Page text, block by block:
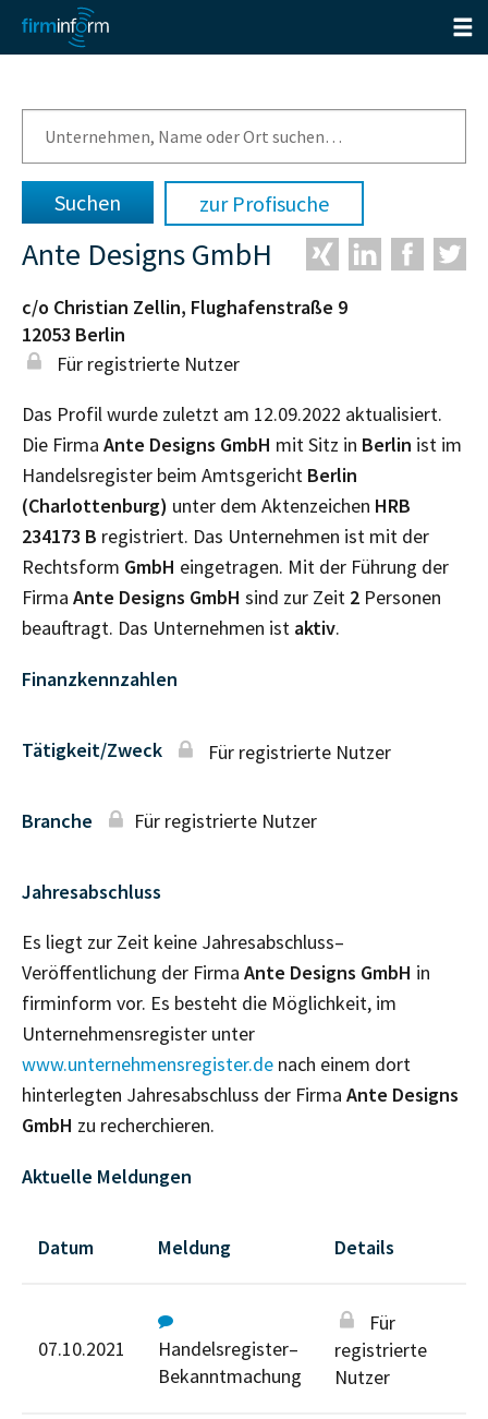
zur Profisuche
Ante Designs GmbH
c/o Christian Zellin, Flughafenstraße 9
12053 Berlin
Für registrierte Nutzer
Das Profil wurde zuletzt am 12.09.2022 aktualisiert.
Die Firma Ante Designs GmbH mit Sitz in Berlin ist im
Handelsregister beim Amtsgericht Berlin
(Charlottenburg) unter dem Aktenzeichen HRB
234173 B registriert. Das Unternehmen ist mit der
Rechtsform GmbH eingetragen. Mit der Führung der
Firma Ante Designs GmbH sind zur Zeit 2 Personen
beauftragt. Das Unternehmen ist aktiv.
Finanzkennzahlen
Tätigkeit/Zweck Für registrierte Nutzer
Branche Für registrierte Nutzer
Jahresabschluss
Es liegt zur Zeit keine Jahresabschluss–
Veröffentlichung der Firma Ante Designs GmbH in
firminform vor. Es besteht die Möglichkeit, im
Unternehmensregister unter
www.unternehmensregister.de nach einem dort
hinterlegten Jahresabschluss der Firma Ante Designs
GmbH zu recherchieren.
Aktuelle Meldungen
Datum Meldung Details
07.10.2021
Handelsregister–
Bekanntmachung
Für
registrierte
Nutzer